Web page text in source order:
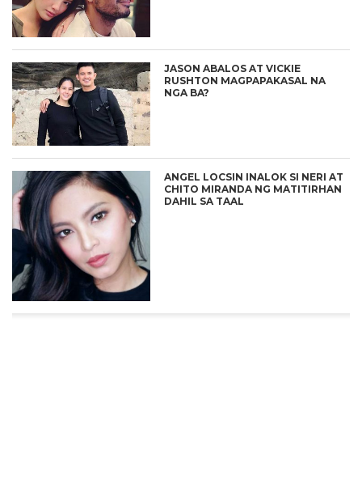
JASON ABALOS AT VICKIE
RUSHTON MAGPAPAKASAL NA
NGA BA?
ANGEL LOCSIN INALOK SI NERI AT
CHITO MIRANDA NG MATITIRHAN
DAHIL SA TAAL